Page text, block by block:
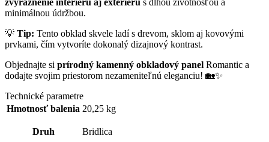
zvýraznenie interiéru aj exteriéru s dlhou životnosťou a
minimálnou údržbou.
💡 Tip: Tento obklad skvele ladí s drevom, sklom aj kovovými
prvkami, čím vytvoríte dokonalý dizajnový kontrast.
Objednajte si prírodný kamenný obkladový panel Romantic a
dodajte svojim priestorom nezameniteľnú eleganciu! 🏡✨
Technické parametre
Hmotnosť balenia 20,25 kg
Druh Bridlica